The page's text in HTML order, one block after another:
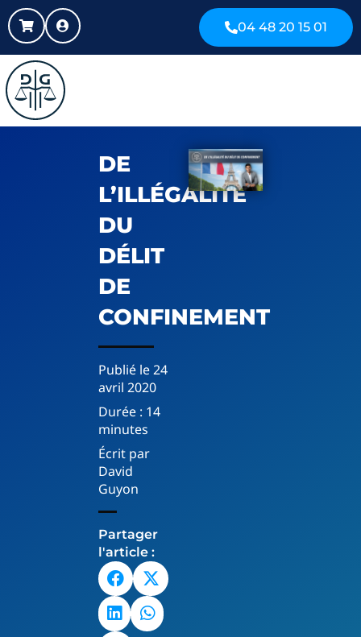
04 48 20 15 01
DE
L’ILLÉGALITÉ
DU
DÉLIT
DE
CONFINEMENT
Publié le24
avril 2020
Durée : 14
minutes
Écrit par
David
Guyon
Partager
l'article :